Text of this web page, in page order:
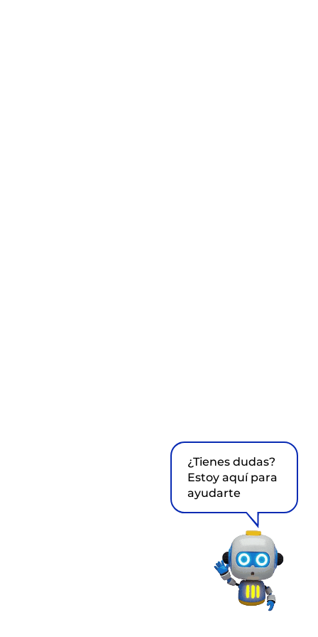
¿Tienes dudas?
Estoy aquí para
ayudarte